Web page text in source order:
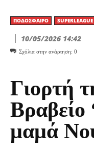
ΠΟΔΌΣΦΑΙΡΟ
10/05/2026 14:42
Σχόλια στην ανάρτηση: 0
Γιορτή
μαμά